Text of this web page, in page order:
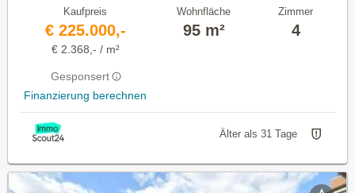
Kaufpreis
€ 225.000,-
€ 2.368,- / m²
Gesponsert
Finanzierung berechnen
Wohnfläche
95 m²
Zimmer
4
Älter als 31 Tage